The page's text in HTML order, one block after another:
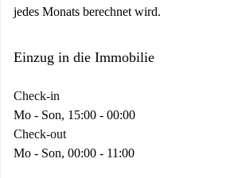
jedes Monats berechnet wird.
Einzug in die Immobilie
Check-in
Mo - Son, 15:00 - 00:00
Check-out
Mo - Son, 00:00 - 11:00